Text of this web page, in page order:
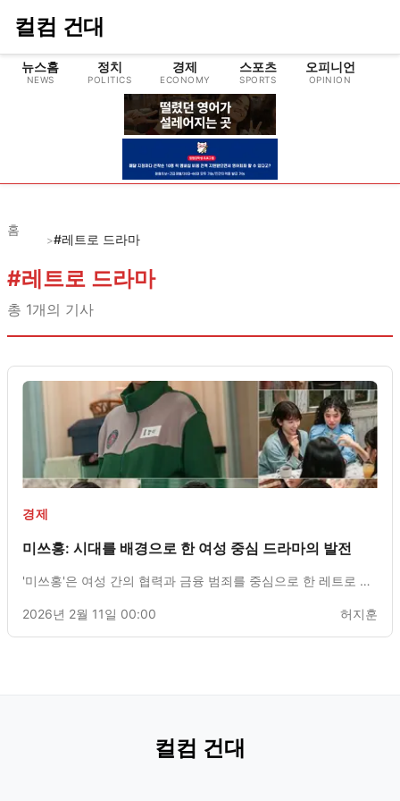
컬컴 건대
뉴스홈
NEWS
정치
POLITICS
경제
ECONOMY
스포츠
SPORTS
오피니언
OPINION
홈
>#레트로 드라마
#레트로 드라마
총 1개의 기사
경제
미쓰홍: 시대를 배경으로 한 여성 중심 드라마의 발전
'미쓰홍'은 여성 간의 협력과 금융 범죄를 중심으로 한 레트로 드
맞추고 있다.
2026년 2월 11일 00:00 허지훈
컬컴 건대